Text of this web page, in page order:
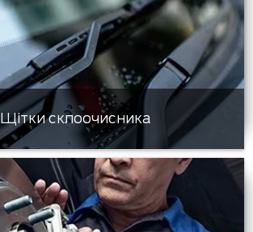
Щітки склоочисника